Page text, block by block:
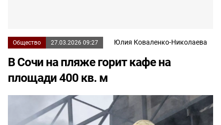
Общество 27.03.2026 09:27 Юлия Коваленко-Николаева
В Сочи на пляже горит кафе на
площади 400 кв. м